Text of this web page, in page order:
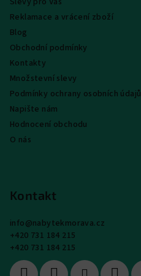
Reklamace a vrácení zboží
Blog
Obchodní podmínky
Kontakty
Množstevní slevy
Podmínky ochrany osobních údajů
Napište nám
Hodnocení obchodu
O nás
Kontakt
info@nabytekmorava.cz
+420 731 184 215
+420 731 184 215